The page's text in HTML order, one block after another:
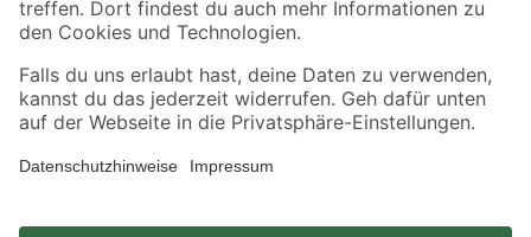
Alle Preisangaben in EUR inkl. gesetzl. MwSt.. Die dargestellten Angebote sind unter
Umständen nicht in allen Märkten verfügbar. Die angegebenen Verfügbarkeiten beziehen
Produkte nur solange der Vorrat reicht.
*Paketversand ab 59 € versandkostenfrei, gilt nicht für Artikel mit Speditionsversand, hier